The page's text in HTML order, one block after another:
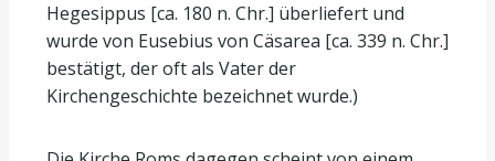
Hegesippus [ca. 180 n. Chr.] überliefert und
wurde von Eusebius von Cäsarea [ca. 339 n. Chr.]
bestätigt, der oft als Vater der
Kirchengeschichte bezeichnet wurde.)